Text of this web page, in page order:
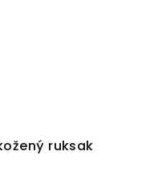
kožený ruksak